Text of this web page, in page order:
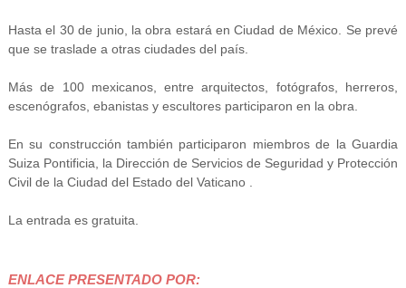
Hasta el 30 de junio, la obra estará en Ciudad de México. Se prevé
que se traslade a otras ciudades del país.
Más de 100 mexicanos, entre arquitectos, fotógrafos, herreros,
escenógrafos, ebanistas y escultores participaron en la obra.
En su construcción también participaron miembros de la Guardia
Suiza Pontificia, la Dirección de Servicios de Seguridad y Protección
Civil de la Ciudad del Estado del Vaticano .
La entrada es gratuita.
ENLACE PRESENTADO POR: